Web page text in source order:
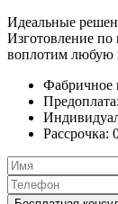
Идеальные
Изготовление
воплотим любую
Фабричное
Предоплата:
Рассрочка: